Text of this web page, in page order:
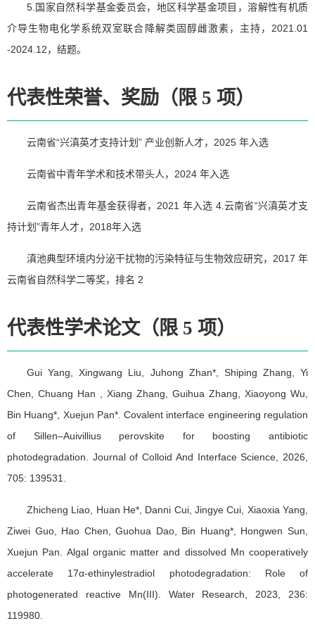
5.国家自然科学基金委员会，地区科学基金项目，溶解性有机质
介导生物电化学系统双室联合降解类固醇雌激素，主持，2021.01
-2024.12，结题。
代表性荣誉、奖励（限 5 项）
云南省“兴滇英才支持计划” 产业创新人才，2025 年入选
云南省中青年学术和技术带头人，2024 年入选
云南省杰出青年基金获得者，2021 年入选 4.云南省“兴滇英才支
持计划”青年人才，2018年入选
滇池典型环境内分泌干扰物的污染特征与生物效应研究，2017 年
云南省自然科学二等奖，排名 2
代表性学术论文（限 5 项）
Gui Yang, Xingwang Liu, Juhong Zhan*, Shiping Zhang, Yi
Chen, Chuang Han , Xiang Zhang, Guihua Zhang, Xiaoyong Wu,
Bin Huang*, Xuejun Pan*. Covalent interface engineering regulation
of Sillen–Auivillius perovskite for boosting antibiotic
photodegradation. Journal of Colloid And Interface Science, 2026,
705: 139531.
Zhicheng Liao, Huan He*, Danni Cui, Jingye Cui, Xiaoxia Yang,
Ziwei Guo, Hao Chen, Guohua Dao, Bin Huang*, Hongwen Sun,
Xuejun Pan. Algal organic matter and dissolved Mn cooperatively
accelerate 17α-ethinylestradiol photodegradation: Role of
photogenerated reactive Mn(III). Water Research, 2023, 236:
119980.